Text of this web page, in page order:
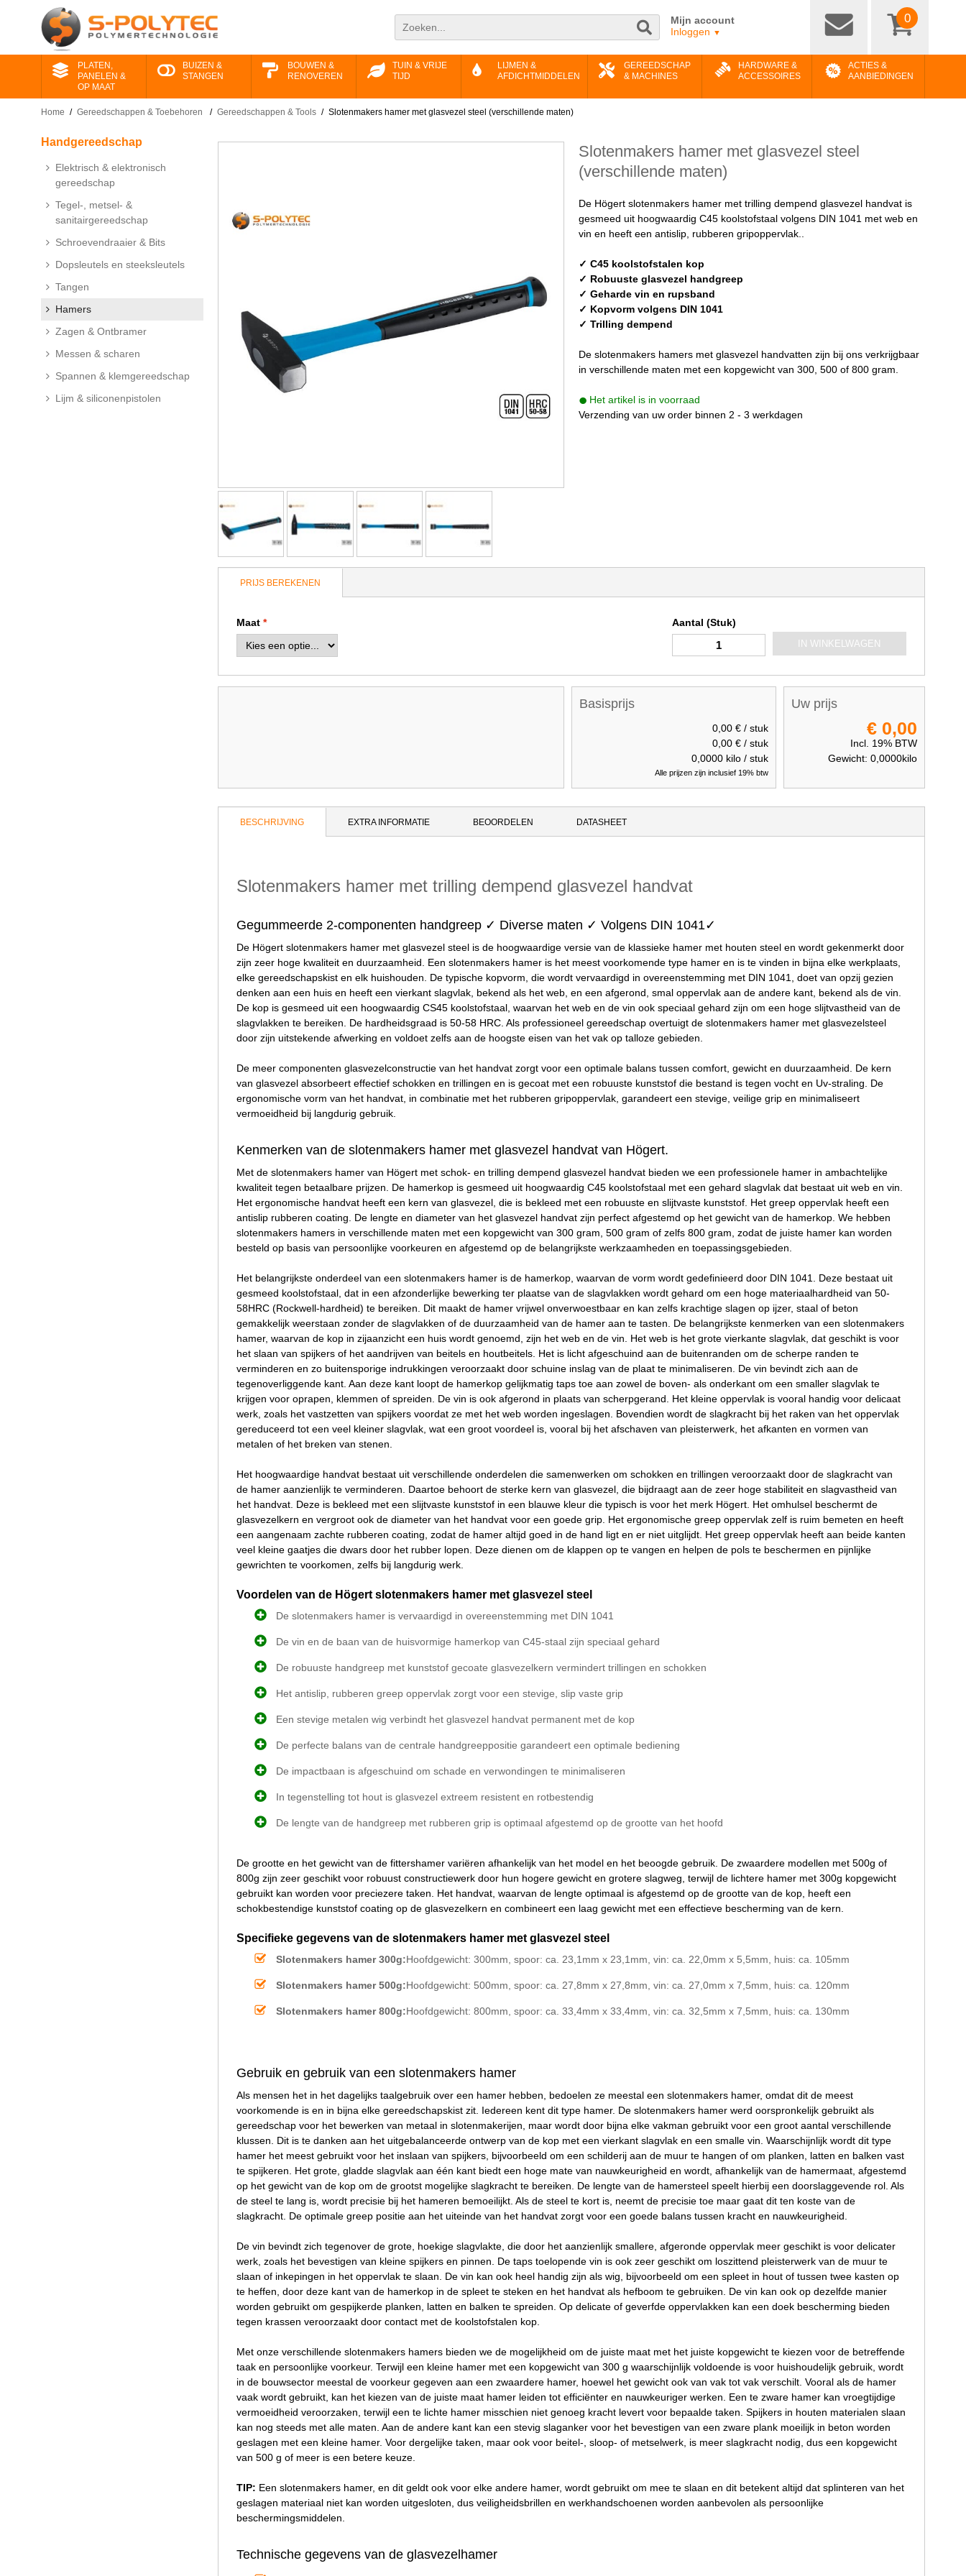
Mijn account
Inloggen ▼
0
PLATEN,
PANELEN &
OP MAAT
BUIZEN &
STANGEN
BOUWEN &
RENOVEREN
TUIN & VRIJE
TIJD
LIJMEN &
AFDICHTMIDDELEN
GEREEDSCHAP
& MACHINES
HARDWARE &
ACCESSOIRES
ACTIES &
AANBIEDINGEN
Home / Gereedschappen ​& Toebehoren / Gereedschappen & Tools / Slotenmakers hamer met glasvezel steel (verschillende maten)
Handgereedschap
Elektrisch & elektronisch
gereedschap
Tegel-, metsel- &
sanitairgereedschap
Schroevendraaier & Bits
Dopsleutels en steeksleutels
Tangen
Hamers
Zagen & Ontbramer
Messen & scharen
Spannen & klemgereedschap
Lijm & siliconenpistolen
Slotenmakers hamer met glasvezel steel
(verschillende maten)
De Högert slotenmakers hamer met trilling dempend glasvezel handvat is
gesmeed uit hoogwaardig C45 koolstofstaal volgens DIN 1041 met web en
vin en heeft een antislip, rubberen gripoppervlak..
✓ C45 koolstofstalen kop
✓ Robuuste glasvezel handgreep
✓ Geharde vin en rupsband
✓ Kopvorm volgens DIN 1041
✓ Trilling dempend
De slotenmakers hamers met glasvezel handvatten zijn bij ons verkrijgbaar
in verschillende maten met een kopgewicht van 300, 500 of 800 gram.
Het artikel is in voorraad
Verzending van uw order binnen 2 - 3 werkdagen
PRIJS BEREKENEN
Maat Aantal (Stuk)
IN WINKELWAGEN
Basisprijs
0,00 €/ stuk
0,00 €/ stuk
0,0000 kilo / stuk
Alle prijzen zijn inclusief 19% btw
Uw prijs
€ 0,00
Incl. 19% BTW
Gewicht: 0,0000kilo
BESCHRIJVING EXTRA INFORMATIE BEOORDELEN DATASHEET
Slotenmakers hamer met trilling dempend glasvezel handvat
Gegummeerde 2-componenten handgreep ✓ Diverse maten ✓ Volgens DIN 1041✓
De Högert slotenmakers hamer met glasvezel steel is de hoogwaardige versie van de klassieke hamer met houten steel en wordt gekenmerkt door
zijn zeer hoge kwaliteit en duurzaamheid. Een slotenmakers hamer is het meest voorkomende type hamer en is te vinden in bijna elke werkplaats,
elke gereedschapskist en elk huishouden. De typische kopvorm, die wordt vervaardigd in overeenstemming met DIN 1041, doet van opzij gezien
denken aan een huis en heeft een vierkant slagvlak, bekend als het web, en een afgerond, smal oppervlak aan de andere kant, bekend als de vin.
De kop is gesmeed uit een hoogwaardig CS45 koolstofstaal, waarvan het web en de vin ook speciaal gehard zijn om een hoge slijtvastheid van de
slagvlakken te bereiken. De hardheidsgraad is 50-58 HRC. Als professioneel gereedschap overtuigt de slotenmakers hamer met glasvezelsteel
door zijn uitstekende afwerking en voldoet zelfs aan de hoogste eisen van het vak op talloze gebieden.
De meer componenten glasvezelconstructie van het handvat zorgt voor een optimale balans tussen comfort, gewicht en duurzaamheid. De kern
van glasvezel absorbeert effectief schokken en trillingen en is gecoat met een robuuste kunststof die bestand is tegen vocht en Uv-straling. De
ergonomische vorm van het handvat, in combinatie met het rubberen gripoppervlak, garandeert een stevige, veilige grip en minimaliseert
vermoeidheid bij langdurig gebruik.
Kenmerken van de slotenmakers hamer met glasvezel handvat van Högert.
Met de slotenmakers hamer van Högert met schok- en trilling dempend glasvezel handvat bieden we een professionele hamer in ambachtelijke
kwaliteit tegen betaalbare prijzen. De hamerkop is gesmeed uit hoogwaardig C45 koolstofstaal met een gehard slagvlak dat bestaat uit web en vin.
Het ergonomische handvat heeft een kern van glasvezel, die is bekleed met een robuuste en slijtvaste kunststof. Het greep oppervlak heeft een
antislip rubberen coating. De lengte en diameter van het glasvezel handvat zijn perfect afgestemd op het gewicht van de hamerkop. We hebben
slotenmakers hamers in verschillende maten met een kopgewicht van 300 gram, 500 gram of zelfs 800 gram, zodat de juiste hamer kan worden
besteld op basis van persoonlijke voorkeuren en afgestemd op de belangrijkste werkzaamheden en toepassingsgebieden.
Het belangrijkste onderdeel van een slotenmakers hamer is de hamerkop, waarvan de vorm wordt gedefinieerd door DIN 1041. Deze bestaat uit
gesmeed koolstofstaal, dat in een afzonderlijke bewerking ter plaatse van de slagvlakken wordt gehard om een hoge materiaalhardheid van 50-
58HRC (Rockwell-hardheid) te bereiken. Dit maakt de hamer vrijwel onverwoestbaar en kan zelfs krachtige slagen op ijzer, staal of beton
gemakkelijk weerstaan zonder de slagvlakken of de duurzaamheid van de hamer aan te tasten. De belangrijkste kenmerken van een slotenmakers
hamer, waarvan de kop in zijaanzicht een huis wordt genoemd, zijn het web en de vin. Het web is het grote vierkante slagvlak, dat geschikt is voor
het slaan van spijkers of het aandrijven van beitels en houtbeitels. Het is licht afgeschuind aan de buitenranden om de scherpe randen te
verminderen en zo buitensporige indrukkingen veroorzaakt door schuine inslag van de plaat te minimaliseren. De vin bevindt zich aan de
tegenoverliggende kant. Aan deze kant loopt de hamerkop gelijkmatig taps toe aan zowel de boven- als onderkant om een smaller slagvlak te
krijgen voor oprapen, klemmen of spreiden. De vin is ook afgerond in plaats van scherpgerand. Het kleine oppervlak is vooral handig voor delicaat
werk, zoals het vastzetten van spijkers voordat ze met het web worden ingeslagen. Bovendien wordt de slagkracht bij het raken van het oppervlak
gereduceerd tot een veel kleiner slagvlak, wat een groot voordeel is, vooral bij het afschaven van pleisterwerk, het afkanten en vormen van
metalen of het breken van stenen.
Het hoogwaardige handvat bestaat uit verschillende onderdelen die samenwerken om schokken en trillingen veroorzaakt door de slagkracht van
de hamer aanzienlijk te verminderen. Daartoe behoort de sterke kern van glasvezel, die bijdraagt aan de zeer hoge stabiliteit en slagvastheid van
het handvat. Deze is bekleed met een slijtvaste kunststof in een blauwe kleur die typisch is voor het merk Högert. Het omhulsel beschermt de
glasvezelkern en vergroot ook de diameter van het handvat voor een goede grip. Het ergonomische greep oppervlak zelf is ruim bemeten en heeft
een aangenaam zachte rubberen coating, zodat de hamer altijd goed in de hand ligt en er niet uitglijdt. Het greep oppervlak heeft aan beide kanten
veel kleine gaatjes die dwars door het rubber lopen. Deze dienen om de klappen op te vangen en helpen de pols te beschermen en pijnlijke
gewrichten te voorkomen, zelfs bij langdurig werk.
Voordelen van de Högert slotenmakers hamer met glasvezel steel
De slotenmakers hamer is vervaardigd in overeenstemming met DIN 1041
De vin en de baan van de huisvormige hamerkop van C45-staal zijn speciaal gehard
De robuuste handgreep met kunststof gecoate glasvezelkern vermindert trillingen en schokken
Het antislip, rubberen greep oppervlak zorgt voor een stevige, slip vaste grip
Een stevige metalen wig verbindt het glasvezel handvat permanent met de kop
De perfecte balans van de centrale handgreeppositie garandeert een optimale bediening
De impactbaan is afgeschuind om schade en verwondingen te minimaliseren
In tegenstelling tot hout is glasvezel extreem resistent en rotbestendig
De lengte van de handgreep met rubberen grip is optimaal afgestemd op de grootte van het hoofd
De grootte en het gewicht van de fittershamer variëren afhankelijk van het model en het beoogde gebruik. De zwaardere modellen met 500g of
800g zijn zeer geschikt voor robuust constructiewerk door hun hogere gewicht en grotere slagweg, terwijl de lichtere hamer met 300g kopgewicht
gebruikt kan worden voor preciezere taken. Het handvat, waarvan de lengte optimaal is afgestemd op de grootte van de kop, heeft een
schokbestendige kunststof coating op de glasvezelkern en combineert een laag gewicht met een effectieve bescherming van de kern.
Specifieke gegevens van de slotenmakers hamer met glasvezel steel
Slotenmakers hamer 300g:Hoofdgewicht: 300mm, spoor: ca. 23,1mm x 23,1mm, vin: ca. 22,0mm x 5,5mm, huis: ca. 105mm
Slotenmakers hamer 500g:Hoofdgewicht: 500mm, spoor: ca. 27,8mm x 27,8mm, vin: ca. 27,0mm x 7,5mm, huis: ca. 120mm
Slotenmakers hamer 800g:Hoofdgewicht: 800mm, spoor: ca. 33,4mm x 33,4mm, vin: ca. 32,5mm x 7,5mm, huis: ca. 130mm
Gebruik en gebruik van een slotenmakers hamer
Als mensen het in het dagelijks taalgebruik over een hamer hebben, bedoelen ze meestal een slotenmakers hamer, omdat dit de meest
voorkomende is en in bijna elke gereedschapskist zit. Iedereen kent dit type hamer. De slotenmakers hamer werd oorspronkelijk gebruikt als
gereedschap voor het bewerken van metaal in slotenmakerijen, maar wordt door bijna elke vakman gebruikt voor een groot aantal verschillende
klussen. Dit is te danken aan het uitgebalanceerde ontwerp van de kop met een vierkant slagvlak en een smalle vin. Waarschijnlijk wordt dit type
hamer het meest gebruikt voor het inslaan van spijkers, bijvoorbeeld om een schilderij aan de muur te hangen of om planken, latten en balken vast
te spijkeren. Het grote, gladde slagvlak aan één kant biedt een hoge mate van nauwkeurigheid en wordt, afhankelijk van de hamermaat, afgestemd
op het gewicht van de kop om de grootst mogelijke slagkracht te bereiken. De lengte van de hamersteel speelt hierbij een doorslaggevende rol. Als
de steel te lang is, wordt precisie bij het hameren bemoeilijkt. Als de steel te kort is, neemt de precisie toe maar gaat dit ten koste van de
slagkracht. De optimale greep positie aan het uiteinde van het handvat zorgt voor een goede balans tussen kracht en nauwkeurigheid.
De vin bevindt zich tegenover de grote, hoekige slagvlakte, die door het aanzienlijk smallere, afgeronde oppervlak meer geschikt is voor delicater
werk, zoals het bevestigen van kleine spijkers en pinnen. De taps toelopende vin is ook zeer geschikt om loszittend pleisterwerk van de muur te
slaan of inkepingen in het oppervlak te slaan. De vin kan ook heel handig zijn als wig, bijvoorbeeld om een spleet in hout of tussen twee kasten op
te heffen, door deze kant van de hamerkop in de spleet te steken en het handvat als hefboom te gebruiken. De vin kan ook op dezelfde manier
worden gebruikt om gespijkerde planken, latten en balken te spreiden. Op delicate of geverfde oppervlakken kan een doek bescherming bieden
tegen krassen veroorzaakt door contact met de koolstofstalen kop.
Met onze verschillende slotenmakers hamers bieden we de mogelijkheid om de juiste maat met het juiste kopgewicht te kiezen voor de betreffende
taak en persoonlijke voorkeur. Terwijl een kleine hamer met een kopgewicht van 300 g waarschijnlijk voldoende is voor huishoudelijk gebruik, wordt
in de bouwsector meestal de voorkeur gegeven aan een zwaardere hamer, hoewel het gewicht ook van vak tot vak verschilt. Vooral als de hamer
vaak wordt gebruikt, kan het kiezen van de juiste maat hamer leiden tot efficiënter en nauwkeuriger werken. Een te zware hamer kan vroegtijdige
vermoeidheid veroorzaken, terwijl een te lichte hamer misschien niet genoeg kracht levert voor bepaalde taken. Spijkers in houten materialen slaan
kan nog steeds met alle maten. Aan de andere kant kan een stevig slaganker voor het bevestigen van een zware plank moeilijk in beton worden
geslagen met een kleine hamer. Voor dergelijke taken, maar ook voor beitel-, sloop- of metselwerk, is meer slagkracht nodig, dus een kopgewicht
van 500 g of meer is een betere keuze.
TIP: Een slotenmakers hamer, en dit geldt ook voor elke andere hamer, wordt gebruikt om mee te slaan en dit betekent altijd dat splinteren van het
geslagen materiaal niet kan worden uitgesloten, dus veiligheidsbrillen en werkhandschoenen worden aanbevolen als persoonlijke
beschermingsmiddelen.
Technische gegevens van de glasvezelhamer